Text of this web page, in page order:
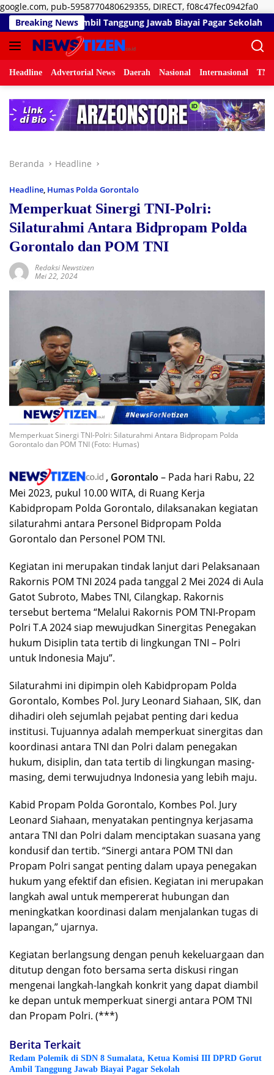
google.com, pub-5958770480629355, DIRECT, f08c47fec0942fa0
ke
Breaking News
Biayai Pagar Sekolah Bau Menyengat Diduga dari
Headline Advertorial News Daerah Nasional Internasional
Beranda Headline
Headline, Humas Polda Gorontalo
Memperkuat Sinergi TNI-Polri:
Silaturahmi Antara Bidpropam Polda
Gorontalo dan POM TNI
Redaksi Newstizen
Mei 22, 2024
Memperkuat Sinergi TNI-Polri: Silaturahmi Antara Bidpropam Polda
Gorontalo dan POM TNI (Foto: Humas)
, Gorontalo – Pada hari Rabu, 22
Mei 2023, pukul 10.00 WITA, di Ruang Kerja
Kabidpropam Polda Gorontalo, dilaksanakan kegiatan
silaturahmi antara Personel Bidpropam Polda
Gorontalo dan Personel POM TNI.
Kegiatan ini merupakan tindak lanjut dari Pelaksanaan
Rakornis POM TNI 2024 pada tanggal 2 Mei 2024 di Aula
Gatot Subroto, Mabes TNI, Cilangkap. Rakornis
tersebut bertema “Melalui Rakornis POM TNI-Propam
Polri T.A 2024 siap mewujudkan Sinergitas Penegakan
hukum Disiplin tata tertib di lingkungan TNI – Polri
untuk Indonesia Maju”.
Silaturahmi ini dipimpin oleh Kabidpropam Polda
Gorontalo, Kombes Pol. Jury Leonard Siahaan, SIK, dan
dihadiri oleh sejumlah pejabat penting dari kedua
institusi. Tujuannya adalah memperkuat sinergitas dan
koordinasi antara TNI dan Polri dalam penegakan
hukum, disiplin, dan tata tertib di lingkungan masing-
masing, demi terwujudnya Indonesia yang lebih maju.
Kabid Propam Polda Gorontalo, Kombes Pol. Jury
Leonard Siahaan, menyatakan pentingnya kerjasama
antara TNI dan Polri dalam menciptakan suasana yang
kondusif dan tertib. “Sinergi antara POM TNI dan
Propam Polri sangat penting dalam upaya penegakan
hukum yang efektif dan efisien. Kegiatan ini merupakan
langkah awal untuk mempererat hubungan dan
meningkatkan koordinasi dalam menjalankan tugas di
lapangan,” ujarnya.
Kegiatan berlangsung dengan penuh kekeluargaan dan
ditutup dengan foto bersama serta diskusi ringan
mengenai langkah-langkah konkrit yang dapat diambil
ke depan untuk memperkuat sinergi antara POM TNI
dan Propam Polri. (***)
Berita Terkait
Redam Polemik di SDN 8 Sumalata, Ketua Komisi III DPRD Gorut
Ambil Tanggung Jawab Biayai Pagar Sekolah